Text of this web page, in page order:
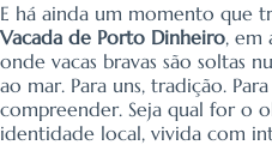
E há ainda um momento que
Vacada de Porto Dinheiro, em
onde vacas bravas são soltas
ao mar. Para uns, tradição.
compreender. Seja qual for o
identidade local, vivida com